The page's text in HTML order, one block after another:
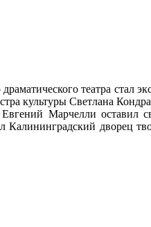
театра
культуры Светлана
Марчелли оставил
Калининградский дворец